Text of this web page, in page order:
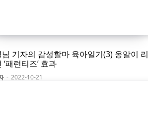
님 기자의 감성할마 육아일기(3) 옹알이 리
‘패런티즈’ 효과
- 2022-10-21